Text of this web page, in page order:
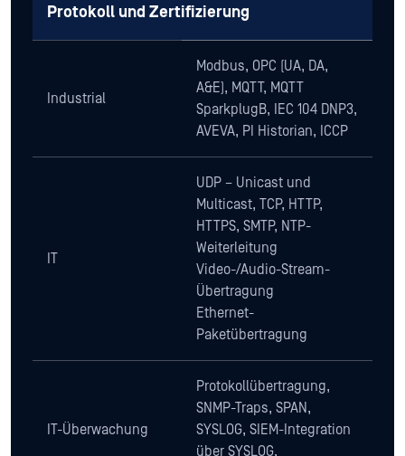
Protokoll und Zertifizierung
Industrial
Modbus, OPC (UA, DA,
A&E), MQTT, MQTT
SparkplugB, IEC 104 DNP3,
AVEVA, PI Historian, ICCP
IT
UDP – Unicast und
Multicast, TCP, HTTP,
HTTPS, SMTP, NTP-
Weiterleitung
Video-/Audio-Stream-
Übertragung
Ethernet-
Paketübertragung
IT-Überwachung
Protokollübertragung,
SNMP-Traps, SPAN,
SYSLOG, SIEM-Integration
über SYSLOG,